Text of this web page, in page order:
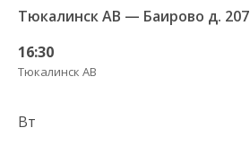
Тюкалинск АВ — Баирово д. 207
16:30
Тюкалинск АВ
Вт